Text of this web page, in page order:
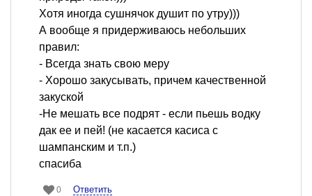
Хотя иногда сушнячок душит по утру)))
А вообще я придерживаюсь небольших
правил:
- Всегда знать свою меру
- Хорошо закусывать, причем качественной
закуской
-Не мешать все подрят - если пьешь водку
дак ее и пей! (не касается касиса с
шампанским и т.п.)
спасиба
0 Ответить